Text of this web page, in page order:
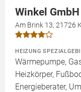
Winkel GmbH
Am Brink 13, 21726
HEIZUNG
Wärmepumpe,
Heizkörper,
Energieberater,